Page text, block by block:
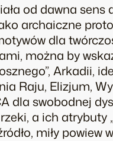
od dawna
archaiczne
dla
można by
Arkadii,
Raju, Elizjum,
dla swobodnej
a ich atrybuty
miły powiew